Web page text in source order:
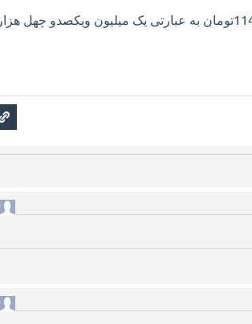
مبلغ بیمه ماهیانه اختیاری سال 1401 1140000تومان به عبارتی یک میلیون ویکصدو چهل هزار